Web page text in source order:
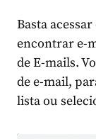
Basta
encontrar e-
de E-mails.
de e-mail,
lista ou